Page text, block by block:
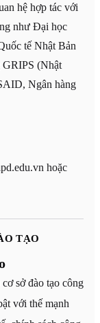
hệ hợp tác với
như Đại học
tế Nhật Bản
(Nhật
Ngân hàng
hoặc
TẠO
sở đào tạo công
với thế mạnh